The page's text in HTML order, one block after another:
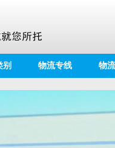
别 物流专线 物